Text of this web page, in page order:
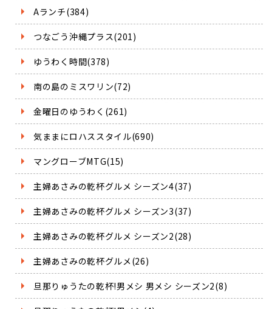
Aランチ(384)
つなごう沖縄プラス(201)
ゆうわく時間(378)
南の島のミスワリン(72)
金曜日のゆうわく(261)
気ままにロハススタイル(690)
マングローブMTG(15)
主婦あさみの乾杯グルメ シーズン4(37)
主婦あさみの乾杯グルメ シーズン3(37)
主婦あさみの乾杯グルメ シーズン2(28)
主婦あさみの乾杯グルメ(26)
旦那りゅうたの乾杯!男メシ 男メシ シーズン2(8)